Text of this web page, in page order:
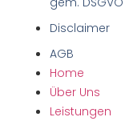
Disclaimer
AGB
Home
Über Uns
Leistungen